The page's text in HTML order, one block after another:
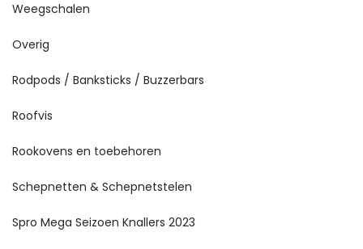
Weegschalen
Overig
Rodpods / Banksticks / Buzzerbars
Roofvis
Rookovens en toebehoren
Schepnetten & Schepnetstelen
Spro Mega Seizoen Knallers 2023